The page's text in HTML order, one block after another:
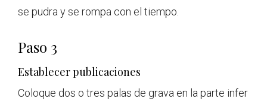
se pudra y se rompa con el tiempo.
Paso 3
Establecer publicaciones
Coloque dos o tres palas de grava en la parte infer